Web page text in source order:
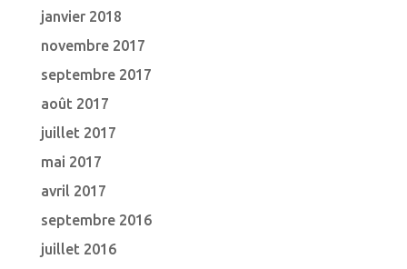
janvier 2018
novembre 2017
septembre 2017
août 2017
juillet 2017
mai 2017
avril 2017
septembre 2016
juillet 2016